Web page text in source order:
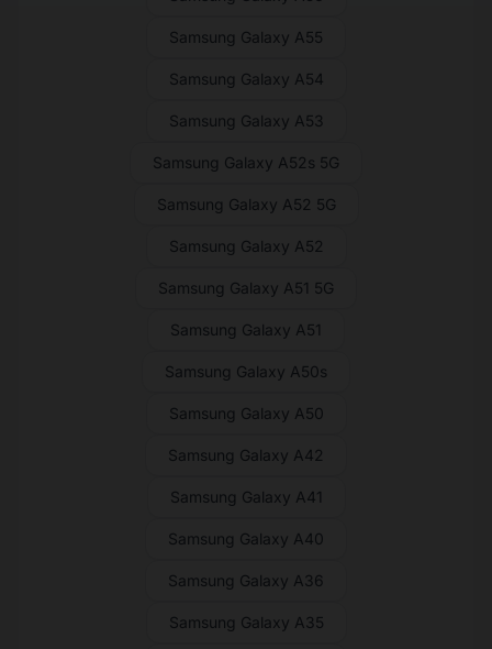
Samsung Galaxy A55
Samsung Galaxy A54
Samsung Galaxy A53
Samsung Galaxy A52s 5G
Samsung Galaxy A52 5G
Samsung Galaxy A52
Samsung Galaxy A51 5G
Samsung Galaxy A51
Samsung Galaxy A50s
Samsung Galaxy A50
Samsung Galaxy A42
Samsung Galaxy A41
Samsung Galaxy A40
Samsung Galaxy A36
Samsung Galaxy A35